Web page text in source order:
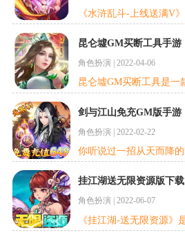
昆仑墟GM买断工具手游
角色扮演 2022-04-06
剑与江山免充GM版手游
角色扮演 | 2022-02-22
挂江湖送无限资源版下载
角色扮演 2022-06-07